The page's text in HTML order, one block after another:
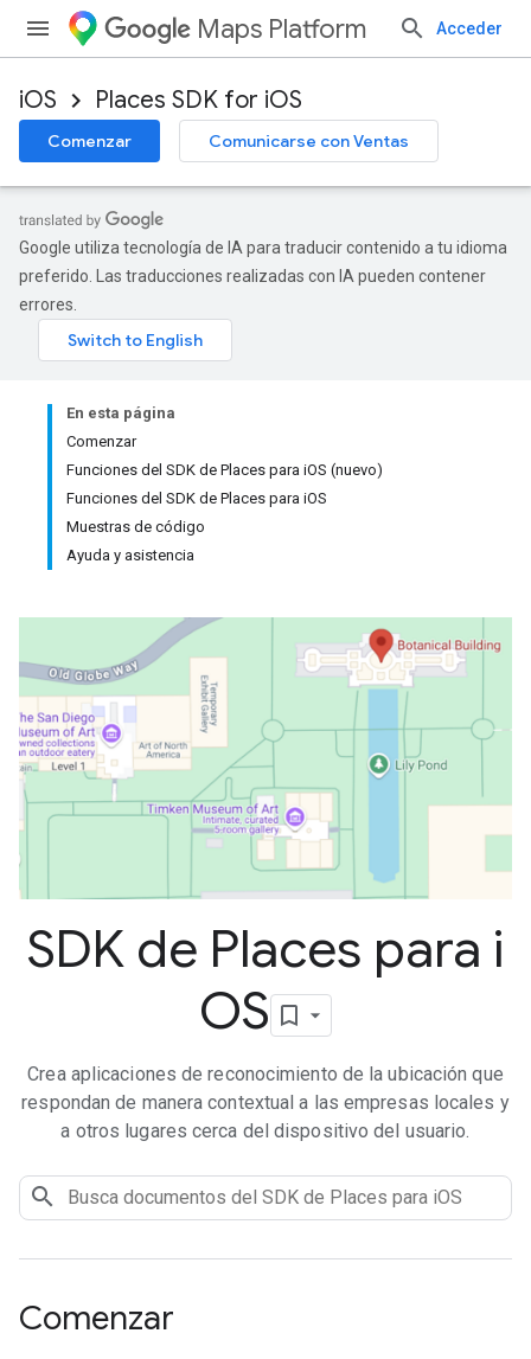
Maps Platform Acceder
iOS Places SDK for iOS
Comenzar Comunicarse con Ventas
Google utiliza tecnología de IA para traducir contenido a tu idioma
preferido. Las traducciones realizadas con IA pueden contener
errores.
En esta página
Comenzar
Funciones del SDK de Places para iOS (nuevo)
Funciones del SDK de Places para iOS
Muestras de código
Ayuda y asistencia
SDK de Places para i
OS
Crea aplicaciones de reconocimiento de la ubicación que
respondan de manera contextual a las empresas locales y
a otros lugares cerca del dispositivo del usuario.
Comenzar